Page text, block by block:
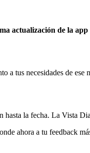
actualización de la
a tus necesidades de
la fecha. La Vista
ahora a tu feedback